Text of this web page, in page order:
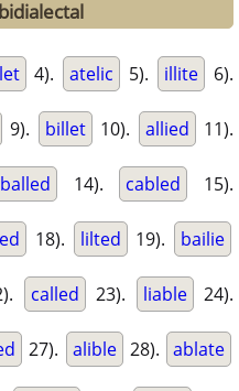
4). atelic 5). illite 6).
9). billet 10). allied 11).
balled 14). cabled 15).
18). lilted 19). bailie
called 23). liable 24).
27). alible 28). ablate